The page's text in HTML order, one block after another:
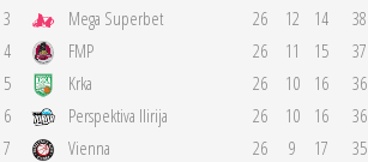
3
Mega Superbet 26 12 14
38
4
FMP 26 11 15
37
5
Krka 26 10 16
36
6
Perspektiva Ilirija 26 10 16
36
7
Vienna 26 9 17
35